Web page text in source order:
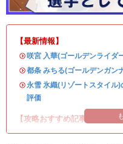
【最新情報】
・咲宮 入華(ゴールデンライダ
・都条 みちる(ゴールデンガン
・永雪 氷織(リゾートスタイル)
評価
【攻略おすすめ記事】